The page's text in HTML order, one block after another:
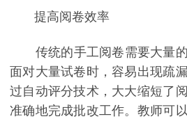
提高阅卷效率
传统的手工阅卷需要大量的
面对大量试卷时，容易出现疏
过自动评分技术，大大缩短了
准确地完成批改工作。教师可